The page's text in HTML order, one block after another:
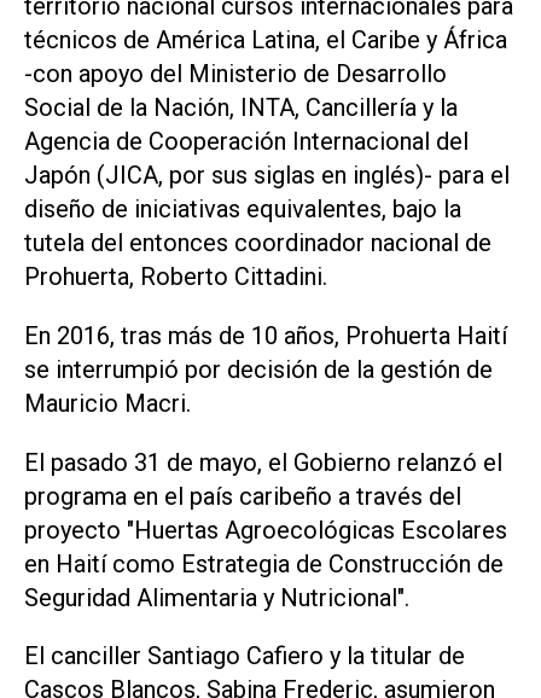
territorio nacional cursos internacionales para
técnicos de América Latina, el Caribe y África
-con apoyo del Ministerio de Desarrollo
Social de la Nación, INTA, Cancillería y la
Agencia de Cooperación Internacional del
Japón (JICA, por sus siglas en inglés)- para el
diseño de iniciativas equivalentes, bajo la
tutela del entonces coordinador nacional de
Prohuerta, Roberto Cittadini.
En 2016, tras más de 10 años, Prohuerta Haití
se interrumpió por decisión de la gestión de
Mauricio Macri.
El pasado 31 de mayo, el Gobierno relanzó el
programa en el país caribeño a través del
proyecto "Huertas Agroecológicas Escolares
en Haití como Estrategia de Construcción de
Seguridad Alimentaria y Nutricional".
El canciller Santiago Cafiero y la titular de
Cascos Blancos, Sabina Frederic, asumieron